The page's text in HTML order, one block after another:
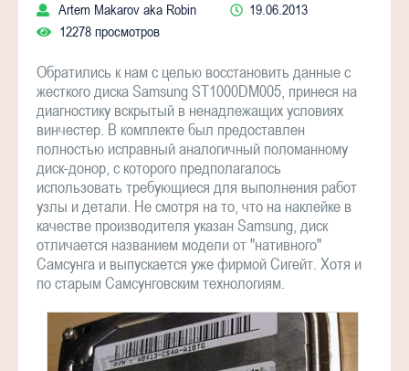
Artem Makarov aka Robin
19.06.2013
12278 просмотров
Обратились к нам с целью восстановить данные с
жесткого диска Samsung ST1000DM005, принеся на
диагностику вскрытый в ненадлежащих условиях
винчестер. В комплекте был предоставлен
полностью исправный аналогичный поломанному
диск-донор, с которого предполагалось
использовать требующиеся для выполнения работ
узлы и детали. Не смотря на то, что на наклейке в
качестве производителя указан Samsung, диск
отличается названием модели от "нативного"
Самсунга и выпускается уже фирмой Сигейт. Хотя и
по старым Самсунговским технологиям.